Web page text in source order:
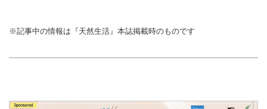
※記事中の情報は『天然生活』本誌掲載時のものです